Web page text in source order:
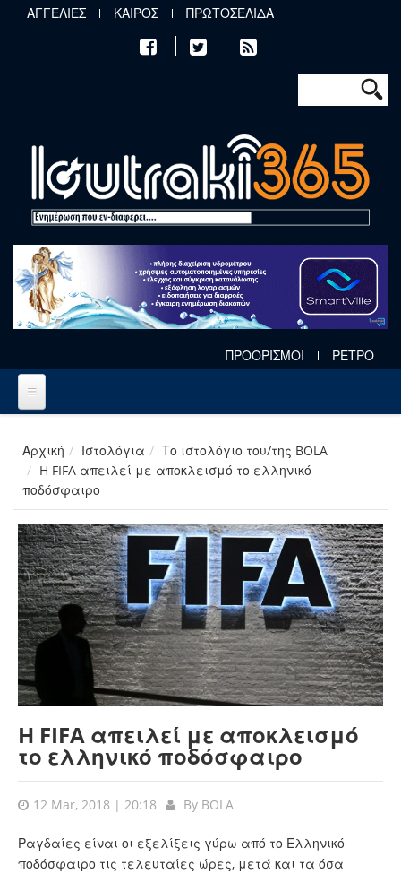
Παράκαμψη προς το κυρίως περιεχόμενο
ΑΓΓΕΛΙΕΣ ΚΑΙΡΟΣ ΠΡΩΤΟΣΕΛΙΔΑ
Φόρμα
Αναζήτηση
ΠΡΟΟΡΙΣΜΟΙ ΡΕΤΡΟ
Αρχική Ιστολόγια
Το ιστολόγιο του/της BOLA
H FIFA απειλεί με αποκλεισμό το ελληνικό
ποδόσφαιρο
H FIFA απειλεί με αποκλεισμό
το ελληνικό ποδόσφαιρο
12 Mar, 2018 | 20:18 By BOLA
Ραγδαίες είναι οι εξελίξεις γύρω από το Ελληνικό
ποδόσφαιρο τις τελευταίες ώρες, μετά και τα όσα